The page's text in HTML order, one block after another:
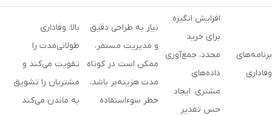
برنامه‌های
وفاداری
افزایش انگیزه
برای خرید
مجدد، جمع‌آوری
داده‌های
مشتری، ایجاد
حس تقدیر
نیاز به طراحی دقیق
و مدیریت مستمر،
ممکن است در کوتاه
مدت هزینه‌بر باشد،
خطر سوءاستفاده
بالا: وفاداری
طولانی‌مدت را
تقویت می‌کند و
مشتریان را تشویق
به ماندن می‌کند